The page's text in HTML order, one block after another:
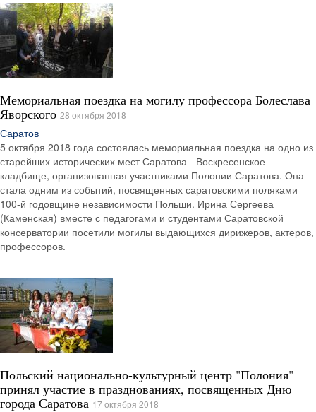
Мемориальная поездка на могилу профессора Болеслава
Яворского 28 октября 2018
Саратов
5 октября 2018 года состоялась мемориальная поездка на одно из
старейших исторических мест Саратова - Воскресенское
кладбище, организованная участниками Полонии Саратова. Она
стала одним из событий, посвященных саратовскими поляками
100-й годовщине независимости Польши. Ирина Сергеева
(Каменская) вместе с педагогами и студентами Саратовской
консерватории посетили могилы выдающихся дирижеров, актеров,
профессоров.
Польский национально-культурный центр "Полония"
принял участие в празднованиях, посвященных Дню
города Саратова 17 октября 2018